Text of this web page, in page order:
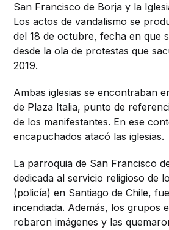
San Francisco de Borja y la
Los actos de vandalismo se
del 18 de octubre, fecha en que
desde la ola de protestas que
2019.
Ambas iglesias se encontraban
de Plaza Italia, punto de
de los manifestantes. En ese
encapuchados atacó las iglesias.
La parroquia de San Francisco
dedicada al servicio religioso de
(policía) en Santiago de Chile,
incendiada. Además, los grupos
robaron imágenes y las